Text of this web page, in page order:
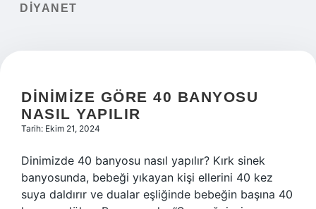
Yasal Uyarı
DIYANET
DINIMIZE GÖRE 40 BANYOSU
NASIL YAPILIR
Tarih: Ekim 21, 2024
Dinimizde 40 banyosu nasıl yapılır? Kırk sinek
banyosunda, bebeği yıkayan kişi ellerini 40 kez
suya daldırır ve dualar eşliğinde bebeğin başına 40